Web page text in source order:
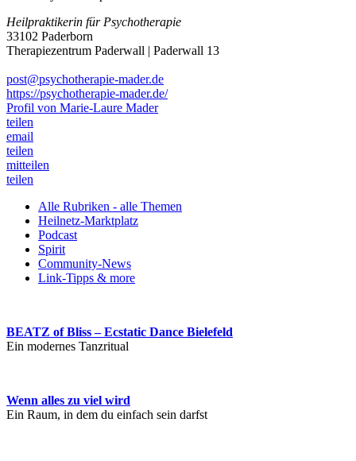
Heilpraktikerin für Psychotherapie
33102 Paderborn
Therapiezentrum Paderwall | Paderwall 13
post@psychotherapie-mader.de
https://psychotherapie-mader.de/
Profil von Marie-Laure Mader
teilen
email
teilen
mitteilen
teilen
Alle Rubriken - alle Themen
Heilnetz-Marktplatz
Podcast
Spirit
Community-News
Link-Tipps & more
BEATZ of Bliss – Ecstatic Dance Bielefeld
Ein modernes Tanzritual
Wenn alles zu viel wird
Ein Raum, in dem du einfach sein darfst